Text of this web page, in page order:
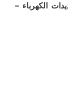
الكهرباء –